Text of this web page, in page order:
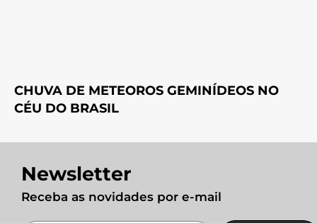
CHUVA DE METEOROS GEMINÍDEOS NO
CÉU DO BRASIL
Newsletter
Receba as novidades por e-mail